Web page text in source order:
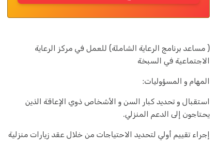
( مساعد برنامج الرعاية الشاملة) للعمل في مركز الرعاية
الاجتماعية في السبخة
المهام و المسؤوليات:
استقبال و تحديد كبار السن و الأشخاص ذوي الإعاقة الذين
يحتاجون إلى الدعم المنزلي.
إجراء تقييم أولي لتحديد الاحتياجات من خلال عقد زيارات منزلية